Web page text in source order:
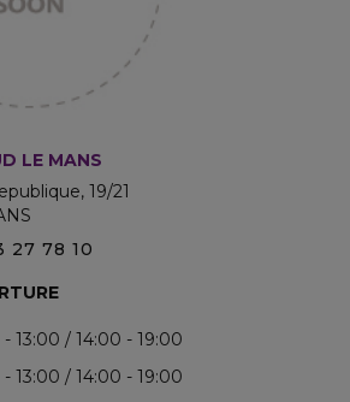
LE MANS
19/21
27 78 10
13:00 / 14:00 - 19:00
13:00 / 14:00 - 19:00